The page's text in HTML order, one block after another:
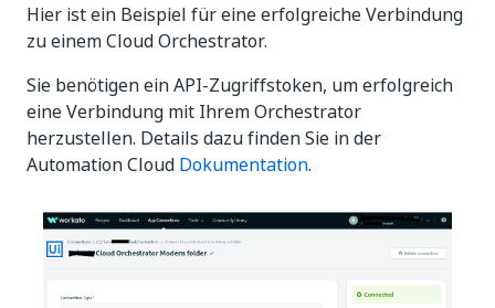
Hier ist ein Beispiel für eine erfolgreiche Verbindung
zu einem Cloud Orchestrator.
Sie benötigen ein API-Zugriffstoken, um erfolgreich
eine Verbindung mit Ihrem Orchestrator
herzustellen. Details dazu finden Sie in der
Automation Cloud Dokumentation.